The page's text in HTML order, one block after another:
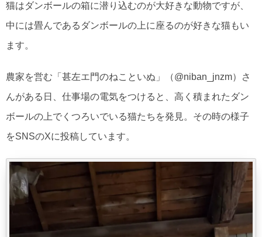
猫はダンボールの箱に潜り込むのが大好きな動物ですが、
中には畳んであるダンボールの上に座るのが好きな猫もい
ます。
農家を営む「甚左エ門のねこといぬ」（@niban_jnzm）さ
んがある日、仕事場の電気をつけると、高く積まれたダン
ボールの上でくつろいでいる猫たちを発見。その時の様子
をSNSのXに投稿しています。